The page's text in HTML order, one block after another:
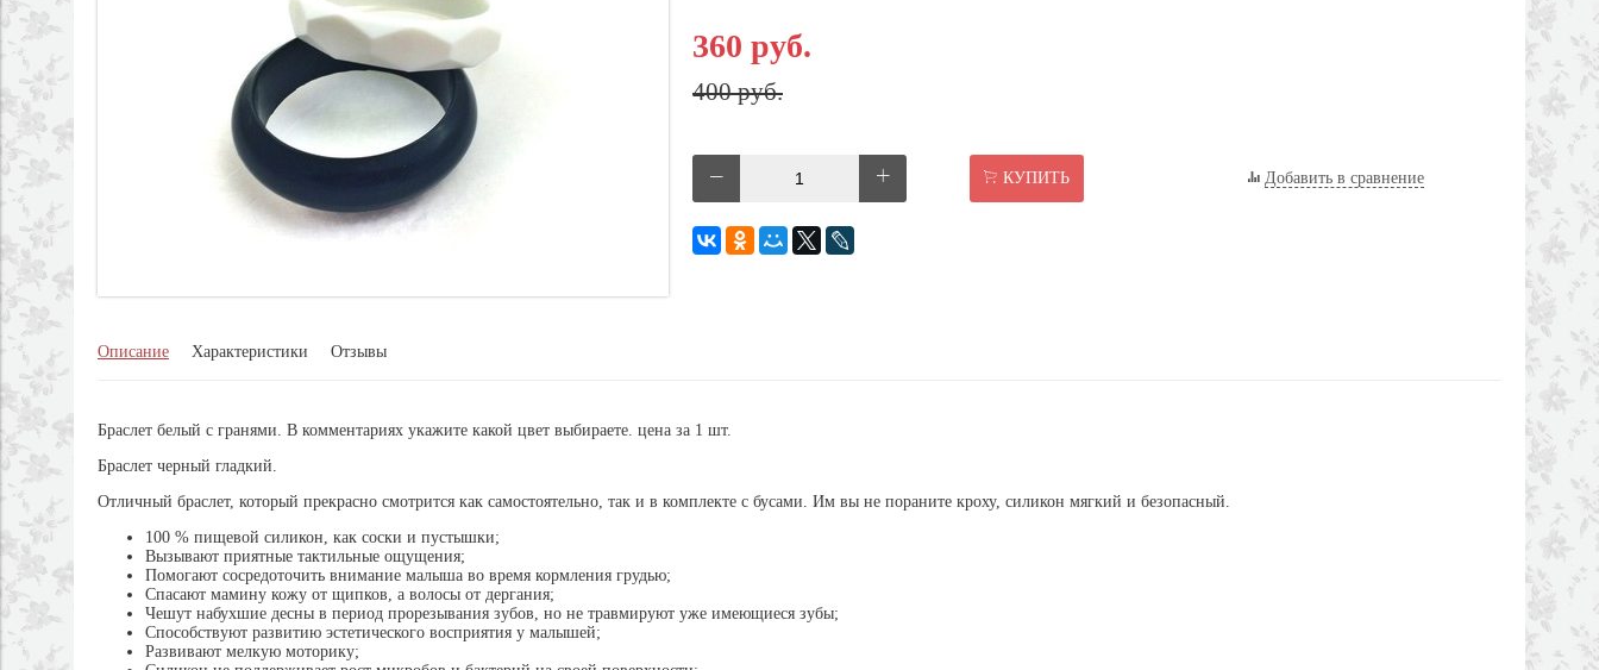
360 руб.
400 руб.
КУПИТЬ Добавить в сравнение
Описание Характеристики Отзывы
Браслет белый с гранями. В комментариях укажите какой цвет выбираете. цена за 1 шт.
Браслет черный гладкий.
Отличный браслет, который прекрасно смотрится как самостоятельно, так и в комплекте с бусами. Им вы не пораните кроху, силикон мягкий и безопасный.
100 % пищевой силикон, как соски и пустышки;
Вызывают приятные тактильные ощущения;
Помогают сосредоточить внимание малыша во время кормления грудью;
Спасают мамину кожу от щипков, а волосы от дергания;
Чешут набухшие десны в период прорезывания зубов, но не травмируют уже имеющиеся зубы;
Способствуют развитию эстетического восприятия у малышей;
Развивают мелкую моторику;